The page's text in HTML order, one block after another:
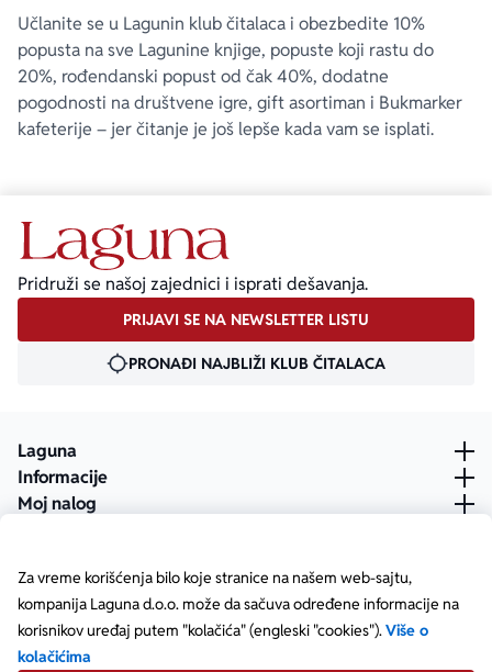
Za vreme korišćenja bilo koje stranice na našem web-sajtu,
kompanija Laguna d.o.o. može da sačuva određene informacije na
korisnikov uređaj putem "kolačića" (engleski "cookies").Više o
kolačićima
Učlanite se u Lagunin klub čitalaca i obezbedite 10%
popusta na sve Lagunine knjige, popuste koji rastu do
20%, rođendanski popust od čak 40%, dodatne
pogodnosti na društvene igre, gift asortiman i Bukmarker
kafeterije – jer čitanje je još lepše kada vam se isplati.
Pridruži se našoj zajednici i isprati dešavanja.
PRIJAVI SE NA NEWSLETTER LISTU
PRONAĐI NAJBLIŽI KLUB ČITALACA
Laguna
Informacije
Moj nalog